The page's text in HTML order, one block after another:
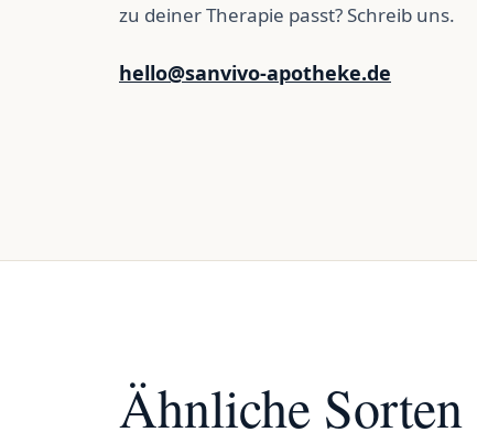
zu deiner Therapie passt? Schreib uns.
hello@sanvivo-apotheke.de
Ähnliche Sorten